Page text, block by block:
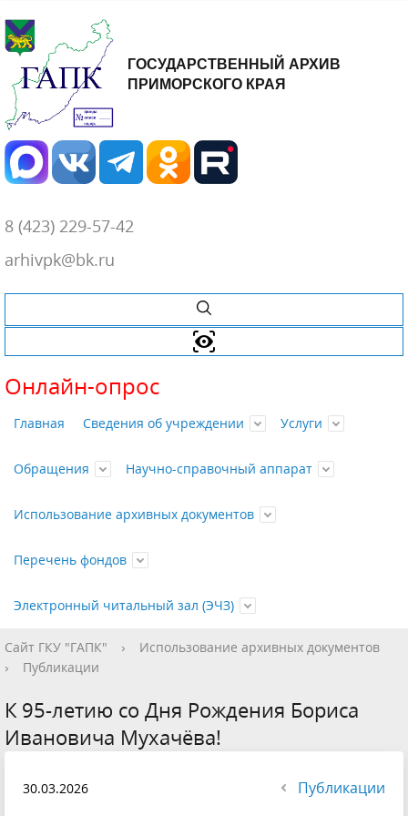
ГОСУДАРСТВЕННЫЙ АРХИВ
ПРИМОРСКОГО КРАЯ
8 (423) 229-57-42
arhivpk@bk.ru
Онлайн-опрос
Главная Сведения об учреждении
Контакты
График
Противодействие
История
Правовые
документы
Характеристика
состава и
Услуги
ГосударственныеБесплатные
Платные
Обращения
Отправить
Личный
Научно-справочный аппарат
Путеводитель СправочникиПеречень
Использование архивных документов
Приём
на
хранение
РассекречиваниеКалендари
дат и
событий
Список
Публикации
выставки
Перечень фондов
Досоветского
Советского и
периодов
Органов,
учреждений
коммунистической
ВКП(б) - КПСС - КП
Электронный читальный зал (ЭЧЗ)
Открыть
Памятка о
ЭЧЗ
Политика
персональных
данных
Сайт ГКУ "ГАПК" ›
Использование архивных документов
›
Публикации
К 95-летию со Дня Рождения Бориса
Ивановича Мухачёва!
30.03.2026 Публикации